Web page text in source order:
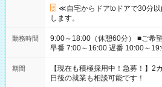
≪自宅からドアtoドアで30分
します。
勤務時間
9:00～18:00（休憩60分） ■ご希望があれば下記シフトもOK！
早番 7:00～16:00 遅番 10:00～19:00 「家族と休みを合
い」 「余裕を持って夕飯の準備
たくない」 など、ご希望を教えてください
の方へ 今ご覧のお仕事で希望す
期間
【現在も積極採用中！急募！】
日後の就業も相談可能です！